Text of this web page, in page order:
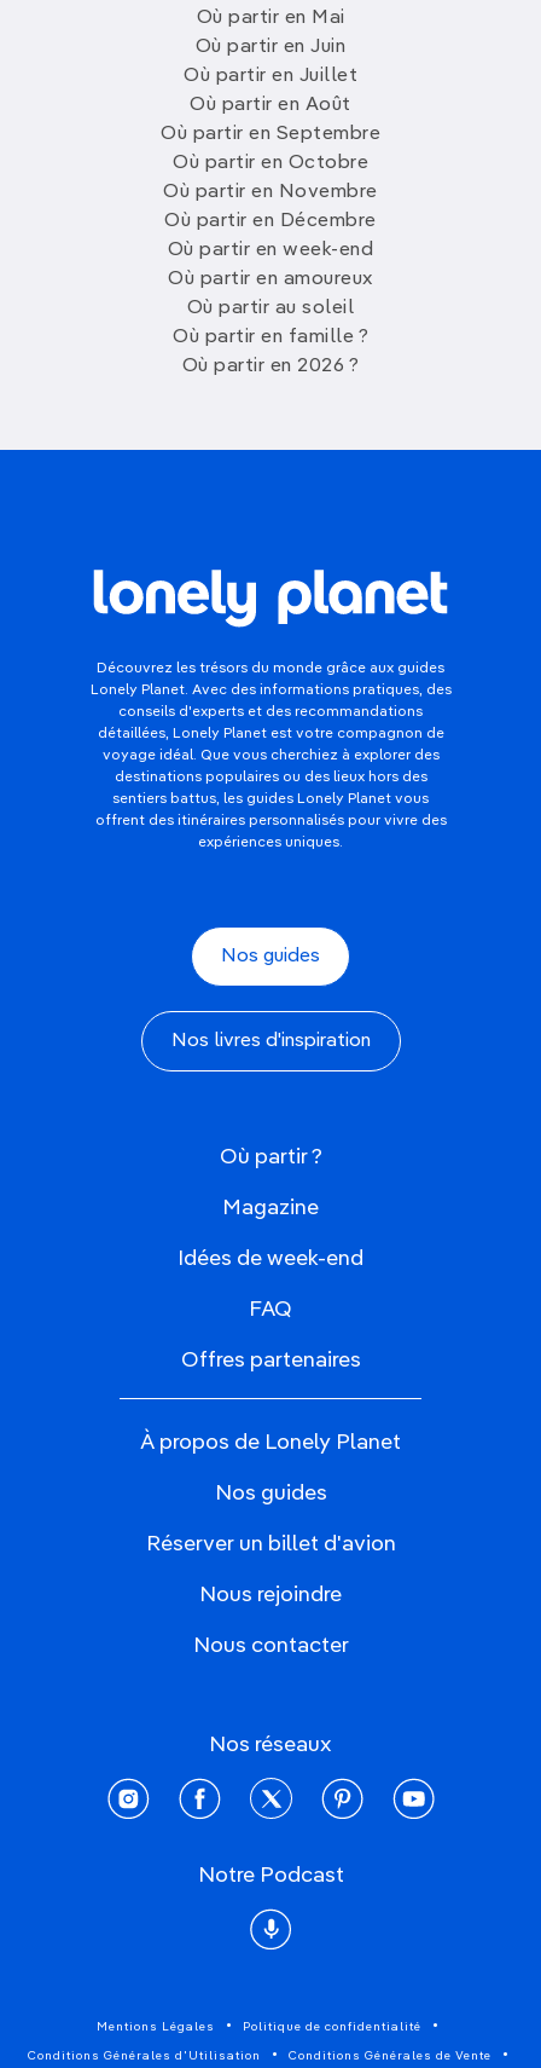
Où partir en Mai
Où partir en Juin
Où partir en Juillet
Où partir en Août
Où partir en Septembre
Où partir en Octobre
Où partir en Novembre
Où partir en Décembre
Où partir en week-end
Où partir en amoureux
Où partir au soleil
Où partir en famille ?
Où partir en 2026 ?
Découvrez les trésors du monde grâce aux guides
Lonely Planet. Avec des informations pratiques, des
conseils d'experts et des recommandations
détaillées, Lonely Planet est votre compagnon de
voyage idéal. Que vous cherchiez à explorer des
destinations populaires ou des lieux hors des
sentiers battus, les guides Lonely Planet vous
offrent des itinéraires personnalisés pour vivre des
expériences uniques.
Nos guides
Nos livres d'inspiration
Où partir ?
Magazine
Idées de week-end
FAQ
Offres partenaires
À propos de Lonely Planet
Nos guides
Réserver un billet d'avion
Nous rejoindre
Nous contacter
Nos réseaux
instagramfacebooktwitter pinterestyoutube
Notre Podcast
Podcast
Mentions Légales Politique de confidentialité
Conditions Générales d'Utilisation Conditions Générales de Vente